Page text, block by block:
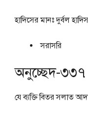
হাদিসের মানঃদুর্বল হাদিস
সরাসরি
অনুচ্ছেদ-৩৩৭
যে ব্যক্তি বিতর সলাত